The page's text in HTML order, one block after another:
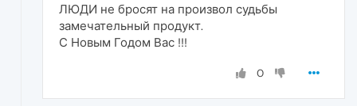
ЛЮДИ не бросят на произвол судьбы
замечательный продукт.
С Новым Годом Вас !!!
0